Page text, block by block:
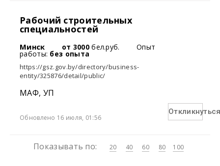
Рабочий строительных
специальностей
Минск от 3000бел.руб. Опыт
работы: без опыта
https://gsz.gov.by/directory/business-
entity/325876/detail/public/
МАФ, УП
Обновлено 16 июля, 01:56
Показывать по: 20 40 60 80 100